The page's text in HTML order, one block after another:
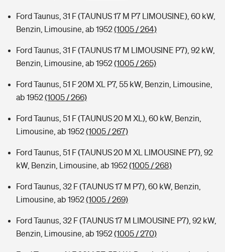
Ford Taunus, 31 F (TAUNUS 17 M P7 LIMOUSINE), 60 kW,
Benzin, Limousine, ab 1952(1005 / 264)
Ford Taunus, 31 F (TAUNUS 17 M LIMOUSINE P7), 92 kW,
Benzin, Limousine, ab 1952(1005 / 265)
Ford Taunus, 51 F 20M XL P7, 55 kW, Benzin, Limousine,
ab 1952(1005 / 266)
Ford Taunus, 51 F (TAUNUS 20 M XL), 60 kW, Benzin,
Limousine, ab 1952(1005 / 267)
Ford Taunus, 51 F (TAUNUS 20 M XL LIMOUSINE P7), 92
kW, Benzin, Limousine, ab 1952(1005 / 268)
Ford Taunus, 32 F (TAUNUS 17 M P7), 60 kW, Benzin,
Limousine, ab 1952(1005 / 269)
Ford Taunus, 32 F (TAUNUS 17 M LIMOUSINE P7), 92 kW,
Benzin, Limousine, ab 1952(1005 / 270)